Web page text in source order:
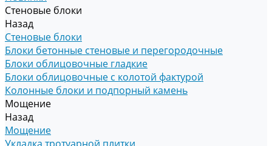
Стеновые блоки
Назад
Стеновые блоки
Блоки бетонные стеновые и перегородочные
Блоки облицовочные гладкие
Блоки облицовочные с колотой фактурой
Колонные блоки и подпорный камень
Мощение
Назад
Мощение